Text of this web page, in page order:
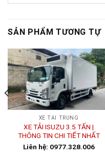
SẢN PHẨM TƯƠNG TỰ
XE TẢI TRUNG
XE TẢI ISUZU 3.5 TẤN |
THÔNG TIN CHI TIẾT NHẤT
Liên hệ: 0977.328.006